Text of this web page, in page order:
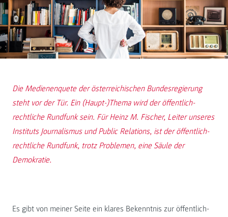
Die Medienenquete der österreichischen Bundesregierung
steht vor der Tür. Ein (Haupt-)Thema wird der öffentlich-
rechtliche Rundfunk sein. Für Heinz M. Fischer, Leiter unseres
Instituts Journalismus und Public Relations, ist der öffentlich-
rechtliche Rundfunk, trotz Problemen, eine Säule der
Demokratie.
Es gibt von meiner Seite ein klares Bekenntnis zur öffentlich-